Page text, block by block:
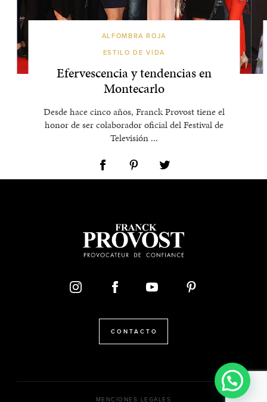
ALFOMBRA ROJA
ESTILO DE VIDA
Efervescencia y tendencias en
Montecarlo
Desde hace cinco años, Franck Provost tiene el
honor de ser colaborador oficial del Festival de
Televisión ...
CONTACTO
MENCIONES LEGALES